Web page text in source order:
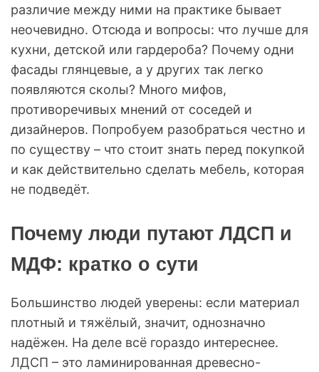
различие между ними на практике бывает
неочевидно. Отсюда и вопросы: что лучше для
кухни, детской или гардероба? Почему одни
фасады глянцевые, а у других так легко
появляются сколы? Много мифов,
противоречивых мнений от соседей и
дизайнеров. Попробуем разобраться честно и
по существу – что стоит знать перед покупкой
и как действительно сделать мебель, которая
не подведёт.
Почему люди путают ЛДСП и
МДФ: кратко о сути
Большинство людей уверены: если материал
плотный и тяжёлый, значит, однозначно
надёжен. На деле всё гораздо интереснее.
ЛДСП – это ламинированная древесно-